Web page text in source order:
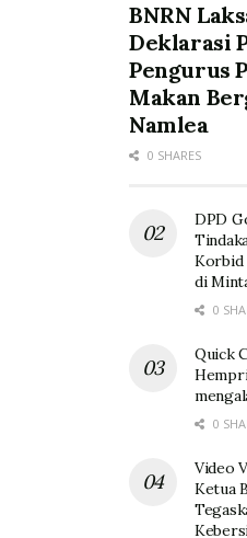
BNRN
Deklarasi
Pengurus
Makan
Namlea
0 SHARES
DPD
Korbid
di
0
Quick
0
Video
Ketua